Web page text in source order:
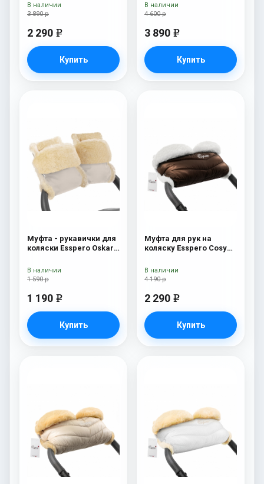
3 890 р
2 290 e
Купить
В наличии
4 600 р
3 890 e
Купить
В наличии
Муфта - рукавички для
коляски Esspero Oskar
Beige
1 590 р
1 190 e
Купить
В наличии
Муфта для рук на
коляску Esspero Cosy
4 190 р
2 290 e
Купить
В наличии